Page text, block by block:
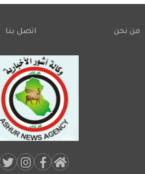
Footer
من نحن اتصل بنا